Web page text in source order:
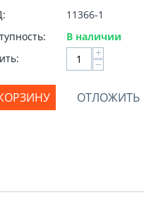
11366-1
В наличии
+
−
ОТЛОЖИТЬ